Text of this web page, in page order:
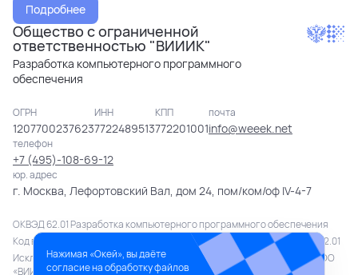
Нажимая «Окей», вы даёте
согласие на обработку файлов
Подробнее
Общество с ограниченной
ответственностью "ВИИИК"
Разработка компьютерного программного
обеспечения
ОГРН
1207700237623
ИНН
7722489513
КПП
772201001
почта
info@weeek.net
телефон
+7 (495)-108-69-12
юр. адрес
г. Москва, Лефортовский Вал, дом 24, пом/ком/оф IV-4-7
ОКВЭД 62.01 Разработка компьютерного программного обеспечения
Код вида деятельности в области информационных технологий 1.01; 2.01
Исключительное право на продукт в полном объеме принадлежит ООО
«ВИИИК» (№ 2022669384 от 19.10.2022).